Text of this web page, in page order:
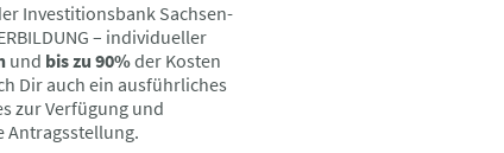
Investitionsbank Sachsen-
– individueller
und bis zu 90%der Kosten
Dir auch ein ausführliches
zur Verfügung und
Antragsstellung.